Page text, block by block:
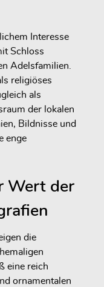
Interesse
Schloss
Adelsfamilien.
religiöses
als
der lokalen
Bildnisse und
enge
Wert der
die
eine reich
ornamentalen